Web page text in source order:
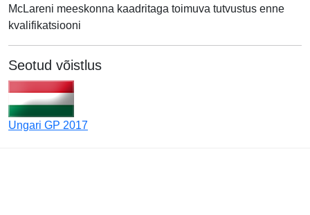
McLareni meeskonna kaadritaga toimuva tutvustus enne
kvalifikatsiooni
Seotud võistlus
Ungari GP 2017